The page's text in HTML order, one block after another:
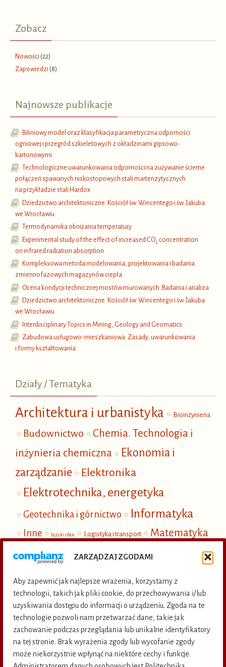
ZARZĄDZAJ ZGODAMI
Aby zapewnić jak najlepsze wrażenia, korzystamy z
technologii, takich jak pliki cookie, do przechowywania i/lub
uzyskiwania dostępu do informacji o urządzeniu. Zgoda na te
technologie pozwoli nam przetwarzać dane, takie jak
zachowanie podczas przeglądania lub unikalne identyfikatory
na tej stronie. Brak wyrażenia zgody lub wycofanie zgody
może niekorzystnie wpłynąć na niektóre cechy i funkcje.
Zobacz
Nowości (22)
Zapowiedzi (8)
Najnowsze publikacje
Biliniowy model oraz klasyfikacja parametryczna odporności
ogniowej i przegród szkieletowych z okładzinami gipsowo-
kartonowymi
Technologiczne uwarunkowania odporności na zużywanie ścierne
połączeń spawanych niskostopowych stali martenzytycznych
na przykładzie stali Hardox
Dziedzictwo architektoniczne. Kościół św. Wincentego i św. Jakuba
we Wrocławiu
Termodynamika obniżania temperatury
Experimental study of the effect of increased CO2 concentration
on infrared radiation absorption
Kompleksowa metoda modelowania, projektowania i badania
zmiennofazowych magazynów ciepła
Ocena kondycji technicznej mostów murowanych. Badania i analiza
Dziedzictwo architektoniczne. Kościół św. Wincentego i św. Jakuba
we Wrocławiu
Interdisciplinary Topics in Mining, Geology and Geomatics
Zabudowa usługowo-mieszkaniowa. Zasady, uwarunkowania
i formy kształtowania
Działy / Tematyka
Architektura i urbanistyka Bioinżynieria
Budownictwo
Chemia. Technologia i
inżynieria chemiczna
Ekonomia i
zarządzanie
Elektronika
Elektrotechnika, energetyka
Geotechnika i górnictwo Informatyka
Inne Języki obce Logistyka i transport
Matematyka
i fizyka
Mechanika Nauki społeczne
Ochrona i inżynieria środowiska
Publikacje elektroniczne
Termoenergetyka
KSIĘGARNIA INTERNETOWA KATALOG KSIĄŻEK